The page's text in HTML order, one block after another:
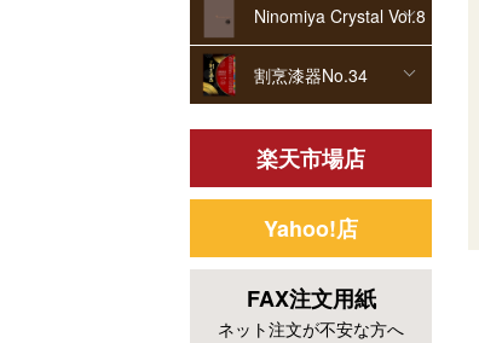
Ninomiya Crystal Vol.8
割烹漆器No.34
楽天市場店
Yahoo!店
FAX注文用紙
ネット注文が不安な方へ